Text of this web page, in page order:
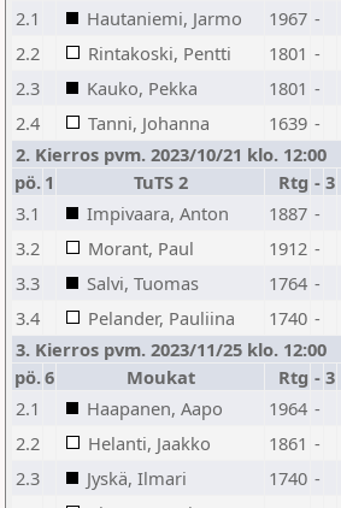
2.1
Hautaniemi, Jarmo 1967 -
2.2
Rintakoski, Pentti 1801 -
2.3
Kauko, Pekka 1801 -
2.4
Tanni, Johanna 1639 -
2. Kierros pvm. 2023/10/21 klo. 12:00
pö. 1 TuTS 2 Rtg - 3
3.1
Impivaara, Anton 1887 -
3.2
Morant, Paul 1912 -
3.3
Salvi, Tuomas 1764 -
3.4
Pelander, Pauliina 1740 -
3. Kierros pvm. 2023/11/25 klo. 12:00
pö.6 Moukat Rtg - 3
2.1
Haapanen, Aapo 1964 -
2.2
Helanti, Jaakko 1861 -
2.3
Jyskä, Ilmari 1740 -